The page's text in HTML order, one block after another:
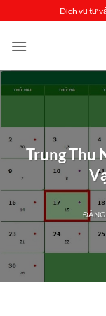
qua
nội
Dịch vụ tư
Trung Thu